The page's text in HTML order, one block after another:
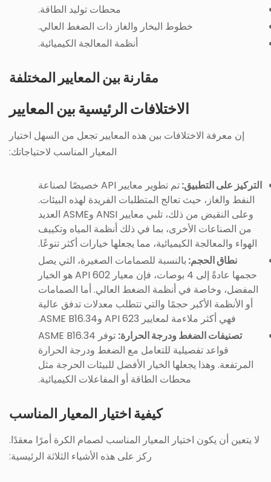
محطات توليد الطاقة.
خطوط البخار والغاز ذات الضغط العالي.
أنظمة المعالجة الكيميائية.
مقارنة بين المعايير المختلفة
الاختلافات الرئيسية بين المعايير
إن معرفة الاختلافات بين هذه المعايير تجعل من السهل اختيار
المعيار المناسب لاحتياجاتك:
التركيز على التطبيق:
تم تطوير معايير API خصيصًا لصناعة
النفط والغاز، حيث تعالج المتطلبات الفريدة لهذه البيئات.
وعلى النقيض من ذلك، تلبي معايير ANSI وASME العديد
من الصناعات الأخرى، بما في ذلك أنظمة المياه وتكييف
الهواء والمعالجة الكيميائية، مما يجعلها خيارات أكثر تنوعًا.
نطاق الحجم: بالنسبة للصمامات الصغيرة، التي يصل
حجمها عادةً إلى 4 بوصات، فإن معيار API 602 هو الخيار
المفضل، وخاصة في أنظمة الضغط العالي. أما الصمامات
أو الأنظمة الأكبر حجمًا والتي تتطلب معدلات تدفق عالية
فهي أكثر ملاءمة لمعايير API 623 وASME B16.34.
تصنيفات الضغط ودرجة الحرارة:
توفر ASME B16.34
قواعد تفصيلية للتعامل مع الضغط ودرجة الحرارة
المرتفعة. وهذا يجعلها الخيار الأفضل للبيئات الحرجة مثل
محطات الطاقة أو المفاعلات الكيميائية.
كيفية اختيار المعيار المناسب
لا يتعين أن يكون اختيار المعيار المناسب لصمام الكرة أمرًا معقدًا.
ركز على هذه الأشياء الثلاثة الرئيسية: